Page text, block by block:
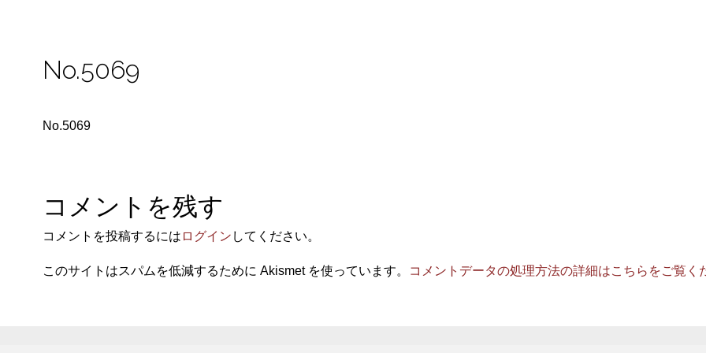
No.5069
No.5069
コメントを残す
コメントを投稿するには ログイン してください。
このサイトはスパムを低減するために Akismet を使っています。 コメントデータの処理方法の詳細はこちらをご覧く